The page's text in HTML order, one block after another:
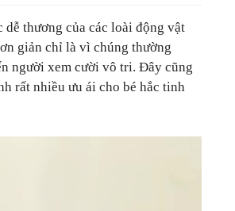
dễ thương của các loài động vật
giản chỉ là vì chúng thường
người xem cười vô tri. Đây cũng
rất nhiều ưu ái cho bé hắc tinh